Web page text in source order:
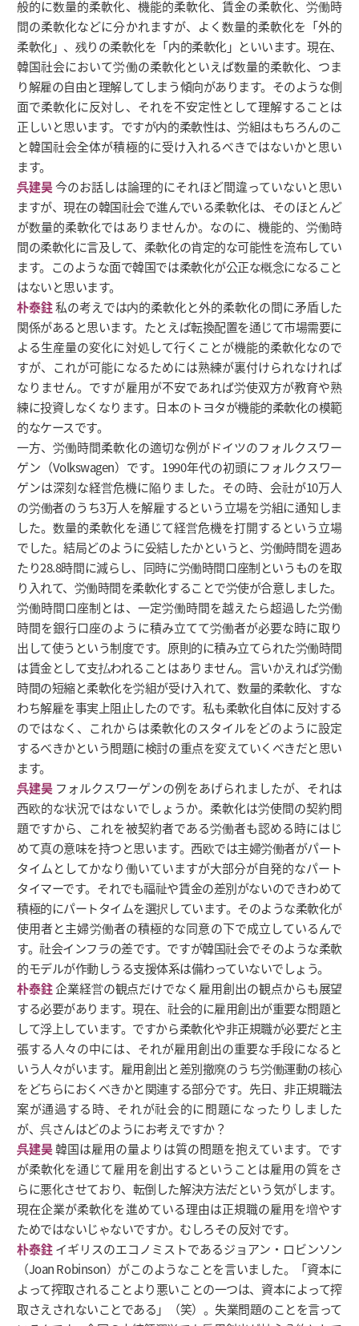
般的に数量的柔軟化、機能的柔軟化、賃金の柔軟化、労働時
間の柔軟化などに分かれますが、よく数量的柔軟化を「外的
柔軟化」、残りの柔軟化を「内的柔軟化」といいます。現在、
韓国社会において労働の柔軟化といえば数量的柔軟化、つま
り解雇の自由と理解してしまう傾向があります。そのような側
面で柔軟化に反対し、それを不安定性として理解することは
正しいと思います。ですが内的柔軟性は、労組はもちろんのこ
と韓国社会全体が積極的に受け入れるべきではないかと思い
ます。
呉建昊今のお話しは論理的にそれほど間違っていないと思い
ますが、現在の韓国社会で進んでいる柔軟化は、そのほとんど
が数量的柔軟化ではありませんか。なのに、機能的、労働時
間の柔軟化に言及して、柔軟化の肯定的な可能性を流布してい
ます。このような面で韓国では柔軟化が公正な概念になること
はないと思います。
朴泰鉒私の考えでは内的柔軟化と外的柔軟化の間に矛盾した
関係があると思います。たとえば転換配置を通じて市場需要に
よる生産量の変化に対処して行くことが機能的柔軟化なので
すが、これが可能になるためには熟練が裏付けられなければ
なりません。ですが雇用が不安であれば労使双方が教育や熟
練に投資しなくなります。日本のトヨタが機能的柔軟化の模範
的なケースです。
一方、労働時間柔軟化の適切な例がドイツのフォルクスワー
ゲン（Volkswagen）です。1990年代の初頭にフォルクスワー
ゲンは深刻な経営危機に陥りました。その時、会社が10万人
の労働者のうち3万人を解雇するという立場を労組に通知しま
した。数量的柔軟化を通じて経営危機を打開するという立場
でした。結局どのように妥結したかというと、労働時間を週あ
たり28.8時間に減らし、同時に労働時間口座制というものを取
り入れて、労働時間を柔軟化することで労使が合意しました。
労働時間口座制とは、一定労働時間を越えたら超過した労働
時間を銀行口座のように積み立てて労働者が必要な時に取り
出して使うという制度です。原則的に積み立てられた労働時間
は賃金として支払われることはありません。言いかえれば労働
時間の短縮と柔軟化を労組が受け入れて、数量的柔軟化、すな
わち解雇を事実上阻止したのです。私も柔軟化自体に反対する
のではなく、これからは柔軟化のスタイルをどのように設定
するべきかという問題に検討の重点を変えていくべきだと思い
ます。
呉建昊 フォルクスワーゲンの例をあげられましたが、それは
西欧的な状況ではないでしょうか。柔軟化は労使間の契約問
題ですから、これを被契約者である労働者も認める時にはじ
めて真の意味を持つと思います。西欧では主婦労働者がパート
タイムとしてかなり働いていますが大部分が自発的なパート
タイマーです。それでも福祉や賃金の差別がないのできわめて
積極的にパートタイムを選択しています。そのような柔軟化が
使用者と主婦労働者の積極的な同意の下で成立しているんで
す。社会インフラの差です。ですが韓国社会でそのような柔軟
的モデルが作動しうる支援体系は備わっていないでしょう。
朴泰鉒企業経営の観点だけでなく雇用創出の観点からも展望
する必要があります。現在、社会的に雇用創出が重要な問題と
して浮上しています。ですから柔軟化や非正規職が必要だと主
張する人々の中には、それが雇用創出の重要な手段になると
いう人々がいます。雇用創出と差別撤廃のうち労働運動の核心
をどちらにおくべきかと関連する部分です。先日、非正規職法
案が通過する時、それが社会的に問題になったりしました
が、呉さんはどのようにお考えですか？
呉建昊韓国は雇用の量よりは質の問題を抱えています。です
が柔軟化を通じて雇用を創出するということは雇用の質をさ
らに悪化させており、転倒した解決方法だという気がします。
現在企業が柔軟化を進めている理由は正規職の雇用を増やす
ためではないじゃないですか。むしろその反対です。
朴泰鉒イギリスのエコノミストであるジョアン・ロビンソン
（Joan Robinson）がこのようなことを言いました。「資本に
よって搾取されることより悪いことの一つは、資本によって搾
取さえされないことである」（笑）。失業問題のことを言って